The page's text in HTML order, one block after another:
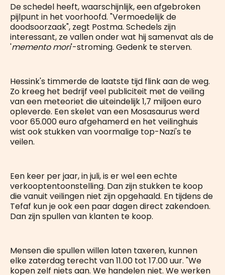
De schedel heeft, waarschijnlijk, een afgebroken
pijlpunt in het voorhoofd. "Vermoedelijk de
doodsoorzaak", zegt Postma. Schedels zijn
interessant, ze vallen onder wat hij samenvat als de
'memento mori'-stroming. Gedenk te sterven.
Hessink's timmerde de laatste tijd flink aan de weg.
Zo kreeg het bedrijf veel publiciteit met de veiling
van een meteoriet die uiteindelijk 1,7 miljoen euro
opleverde. Een skelet van een Mosasaurus werd
voor 65.000 euro afgehamerd en het veilinghuis
wist ook stukken van voormalige top-Nazi's te
veilen.
Een keer per jaar, in juli, is er wel een echte
verkooptentoonstelling. Dan zijn stukken te koop
die vanuit veilingen niet zijn opgehaald. En tijdens de
Tefaf kun je ook een paar dagen direct zakendoen.
Dan zijn spullen van klanten te koop.
Mensen die spullen willen laten taxeren, kunnen
elke zaterdag terecht van 11.00 tot 17.00 uur. "We
kopen zelf niets aan. We handelen niet. We werken